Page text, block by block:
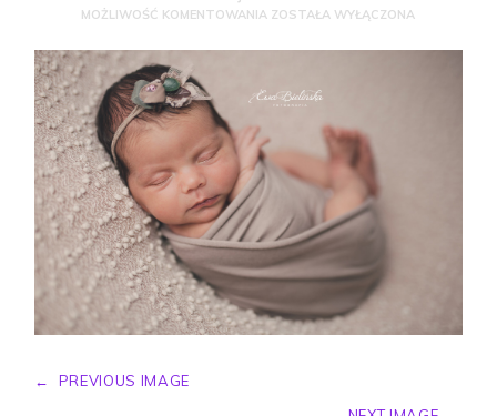
MOŻLIWOŚĆ KOMENTOWANIA ZOSTAŁA WYŁĄCZONA
←
PREVIOUS IMAGE